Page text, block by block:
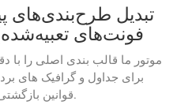
تبدیل طرح‌بندی‌های
فونت‌های
برای جداول و گرافیک های
قوانین بازگشتی ممکن است سفارشی شوند.